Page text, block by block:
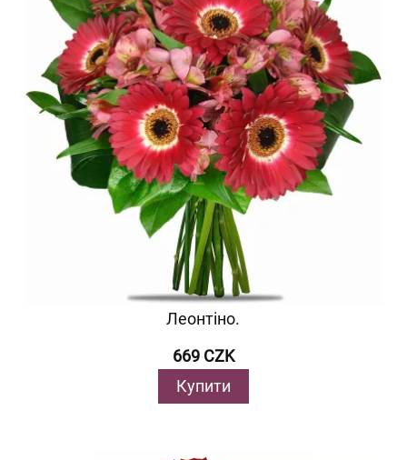
Леонтіно.
669 CZK
Купити